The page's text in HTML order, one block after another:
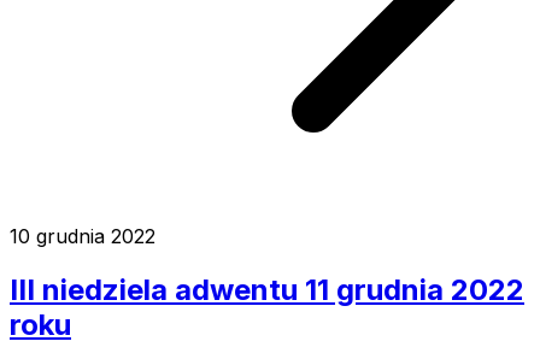
10 grudnia 2022
III niedziela adwentu 11 grudnia 2022
roku